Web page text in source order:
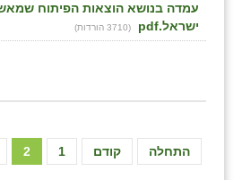
עמדה בנושא הוצאות הפיתוח
ישראל.pdf
(3710 הורדות)
התחלה קודם 1
2